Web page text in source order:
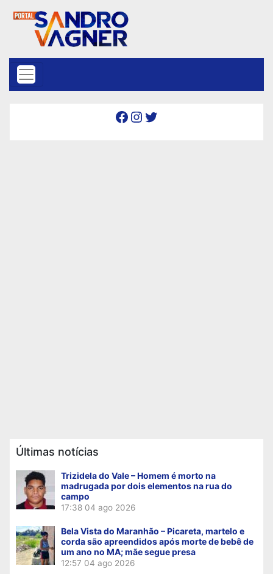
Facebook Instagram Twitter
Últimas notícias
Trizidela do Vale – Homem é morto na
madrugada por dois elementos na rua do
campo
17:38 04 ago 2026
Bela Vista do Maranhão – Picareta, martelo e
corda são apreendidos após morte de bebê de
um ano no MA; mãe segue presa
12:57 04 ago 2026